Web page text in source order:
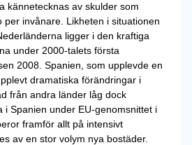
kännetecknas av skulder som
per invånare. Likheten i situationen
ligger i den kraftiga
under 2000-talets första
2008. Spanien, som upplevde en
dramatiska förändringar i
från andra länder låg dock
i Spanien under EU-genomsnittet i
framför allt på intensivt
av en stor volym nya bostäder.